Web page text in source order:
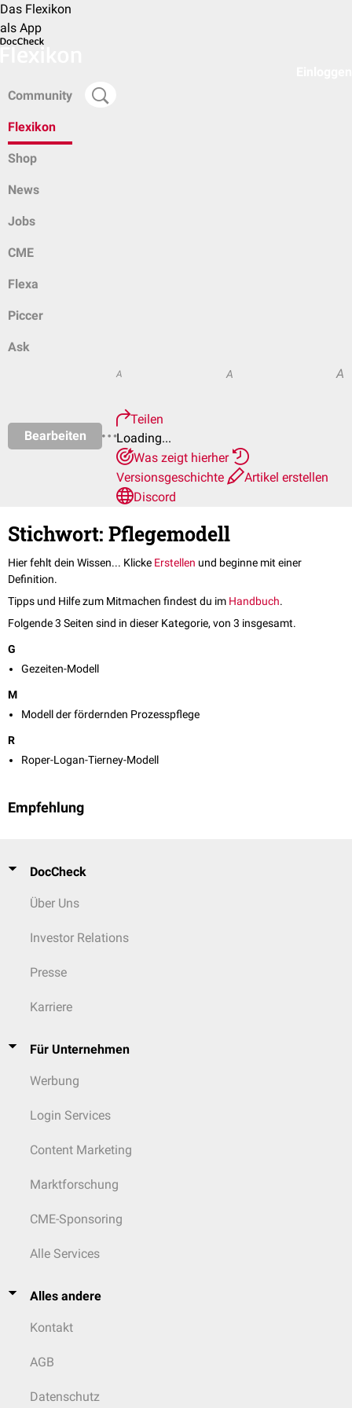
Das Flexikon
als App
Community
Flexikon
Shop
News
Jobs
CME
Flexa
Piccer
Ask
Bearbeiten
A A A
Teilen
Loading...
Was zeigt hierher
Versionsgeschichte
Artikel erstellen
Discord
Stichwort: Pflegemodell
Hier fehlt dein Wissen... Klicke Erstellen und beginne mit einer
Definition.
Tipps und Hilfe zum Mitmachen findest du im Handbuch.
Folgende 3 Seiten sind in dieser Kategorie, von 3 insgesamt.
G
Gezeiten-Modell
M
Modell der fördernden Prozesspflege
R
Roper-Logan-Tierney-Modell
Empfehlung
DocCheck
Über Uns
Investor Relations
Presse
Karriere
Für Unternehmen
Werbung
Login Services
Content Marketing
Marktforschung
CME-Sponsoring
Alle Services
Alles andere
Kontakt
AGB
Datenschutz